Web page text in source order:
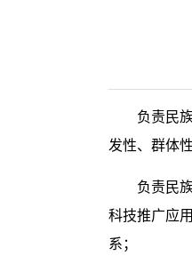
负责民
发性、群体
负责民
科技推广应
系；